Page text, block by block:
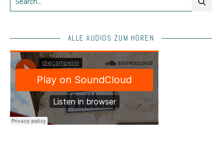
ALLE AUDIOS ZUM HÖREN